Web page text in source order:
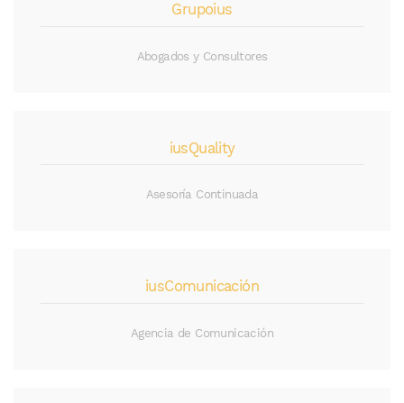
Grupoius
Abogados y Consultores
iusQuality
Asesoría Continuada
iusComunicación
Agencia de Comunicación